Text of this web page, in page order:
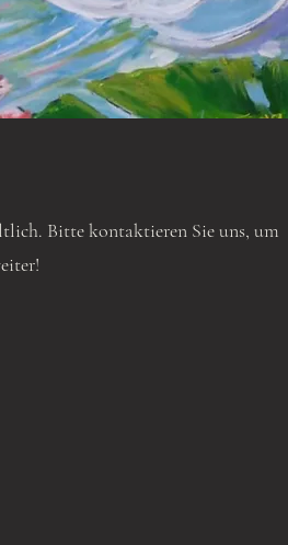
Bitte kontaktieren Sie uns, um